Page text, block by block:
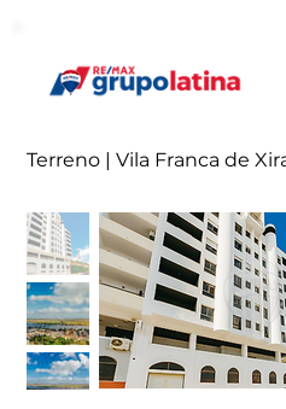
Terreno | Vila Franca de